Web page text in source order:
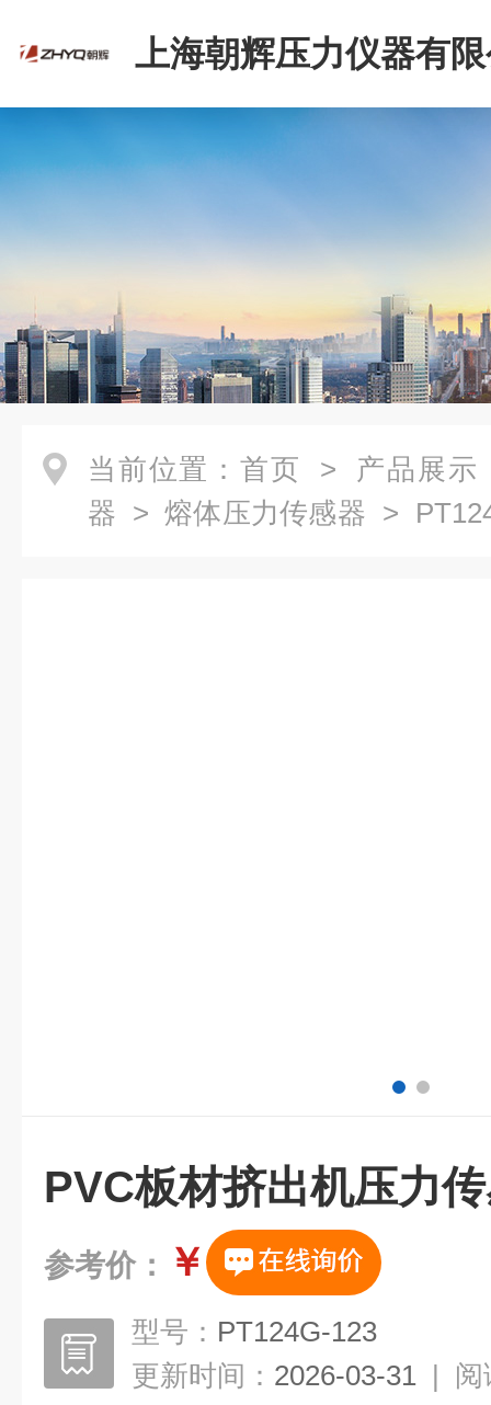
上海朝辉压力仪器有
当前位置： 首页 > 产品展示
器 > 熔体压力传感器 >
PVC板材挤出机压力
参考价： ￥
型号： PT124G-123
更新时间： 2026-03-31 | 阅